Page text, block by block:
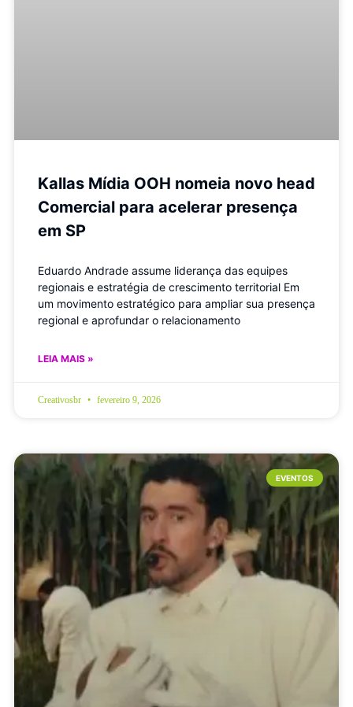
Kallas Mídia OOH nomeia novo head
Comercial para acelerar presença
em SP
Eduardo Andrade assume liderança das equipes
regionais e estratégia de crescimento territorial Em
um movimento estratégico para ampliar sua presença
regional e aprofundar o relacionamento
LEIA MAIS »
Creativosbr fevereiro 9, 2026
EVENTOS